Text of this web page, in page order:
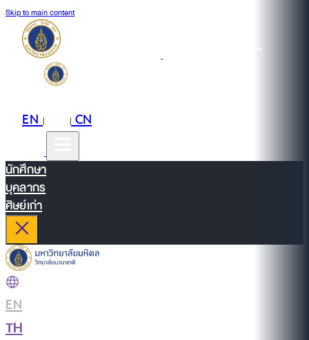
Skip to main content
EN| |CN
นักศึกษา
บุคลากร
ศิษย์เก่า
EN
TH